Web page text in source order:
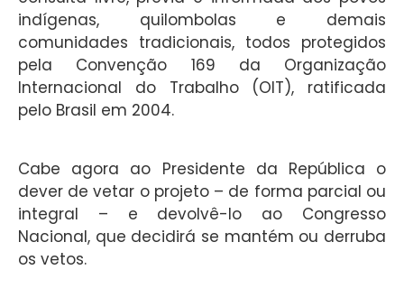
indígenas, quilombolas e demais
comunidades tradicionais, todos protegidos
pela Convenção 169 da Organização
Internacional do Trabalho (OIT), ratificada
pelo Brasil em 2004.
Cabe agora ao Presidente da República o
dever de vetar o projeto – de forma parcial ou
integral – e devolvê-lo ao Congresso
Nacional, que decidirá se mantém ou derruba
os vetos.